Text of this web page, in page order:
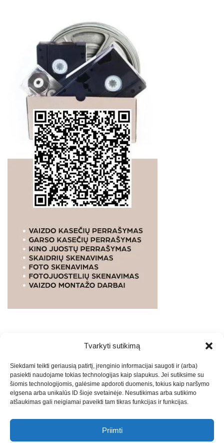
Tvarkyti sutikimą
Siekdami teikti geriausią patirtį, įrenginio informacijai saugoti ir (arba)
pasiekti naudojame tokias technologijas kaip slapukus. Jei sutiksime su
šiomis technologijomis, galėsime apdoroti duomenis, tokius kaip naršymo
elgsena arba unikalūs ID šioje svetainėje. Nesutikimas arba sutikimo
atšaukimas gali neigiamai paveikti tam tikras funkcijas ir funkcijas.
Priimti
PASLAUGOS. SEO tekstų rašymas, turinio kūrimas,
straipsnių rašymas ir talpinimas į mūsų valdomas
svetaines.2026Armijai.LTTheme: Express News ByAdore
Themes.
Marketingo agentūra -Teisinės